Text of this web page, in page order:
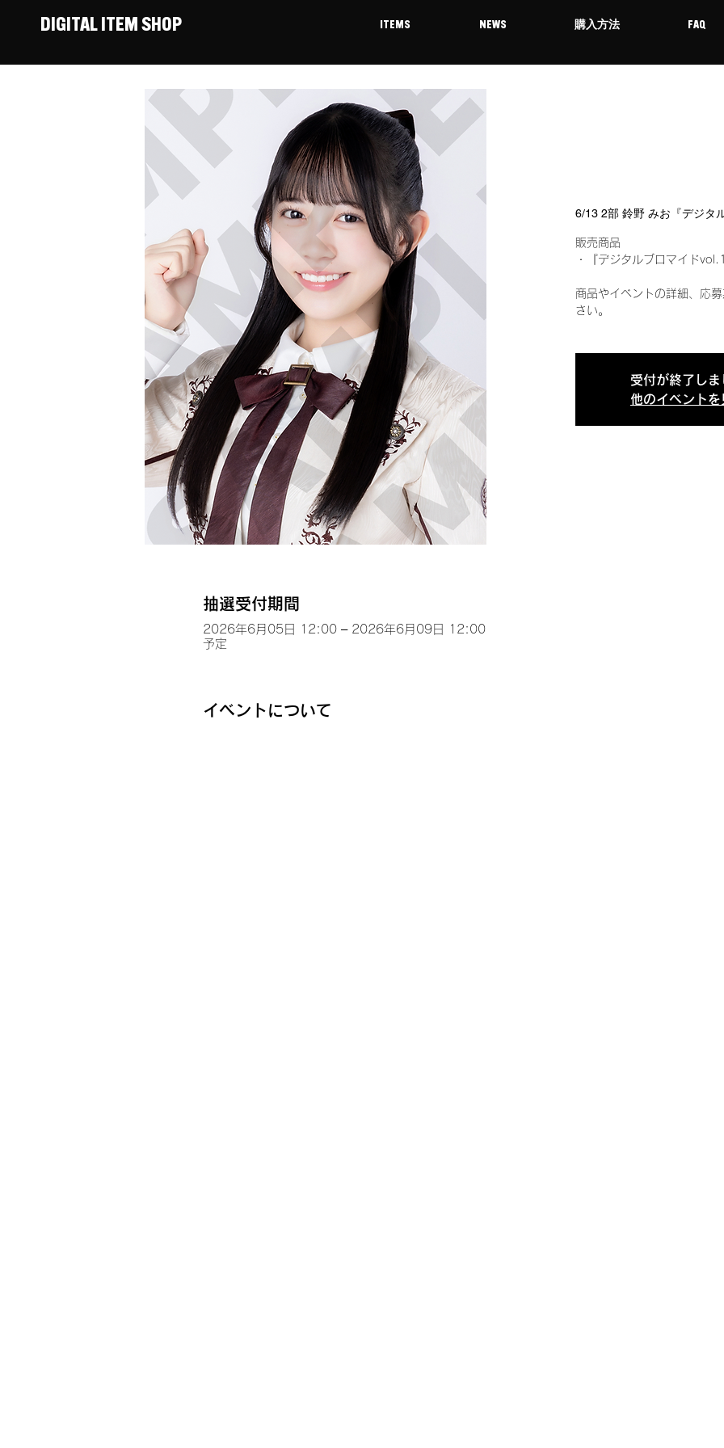
DIGITAL ITEM SHOP ITEMS NEWS 購入方法 FAQ
6/13 2部 鈴野 みお『デジタ
販売商品
・『デジタルブロマイド
商品やイベントの詳細、応
さい。
受付が終了しま
他のイベントを
抽選受付期間
2026年6月05日 12:00 – 2026年6月09日 12:00
予定
イベントについて